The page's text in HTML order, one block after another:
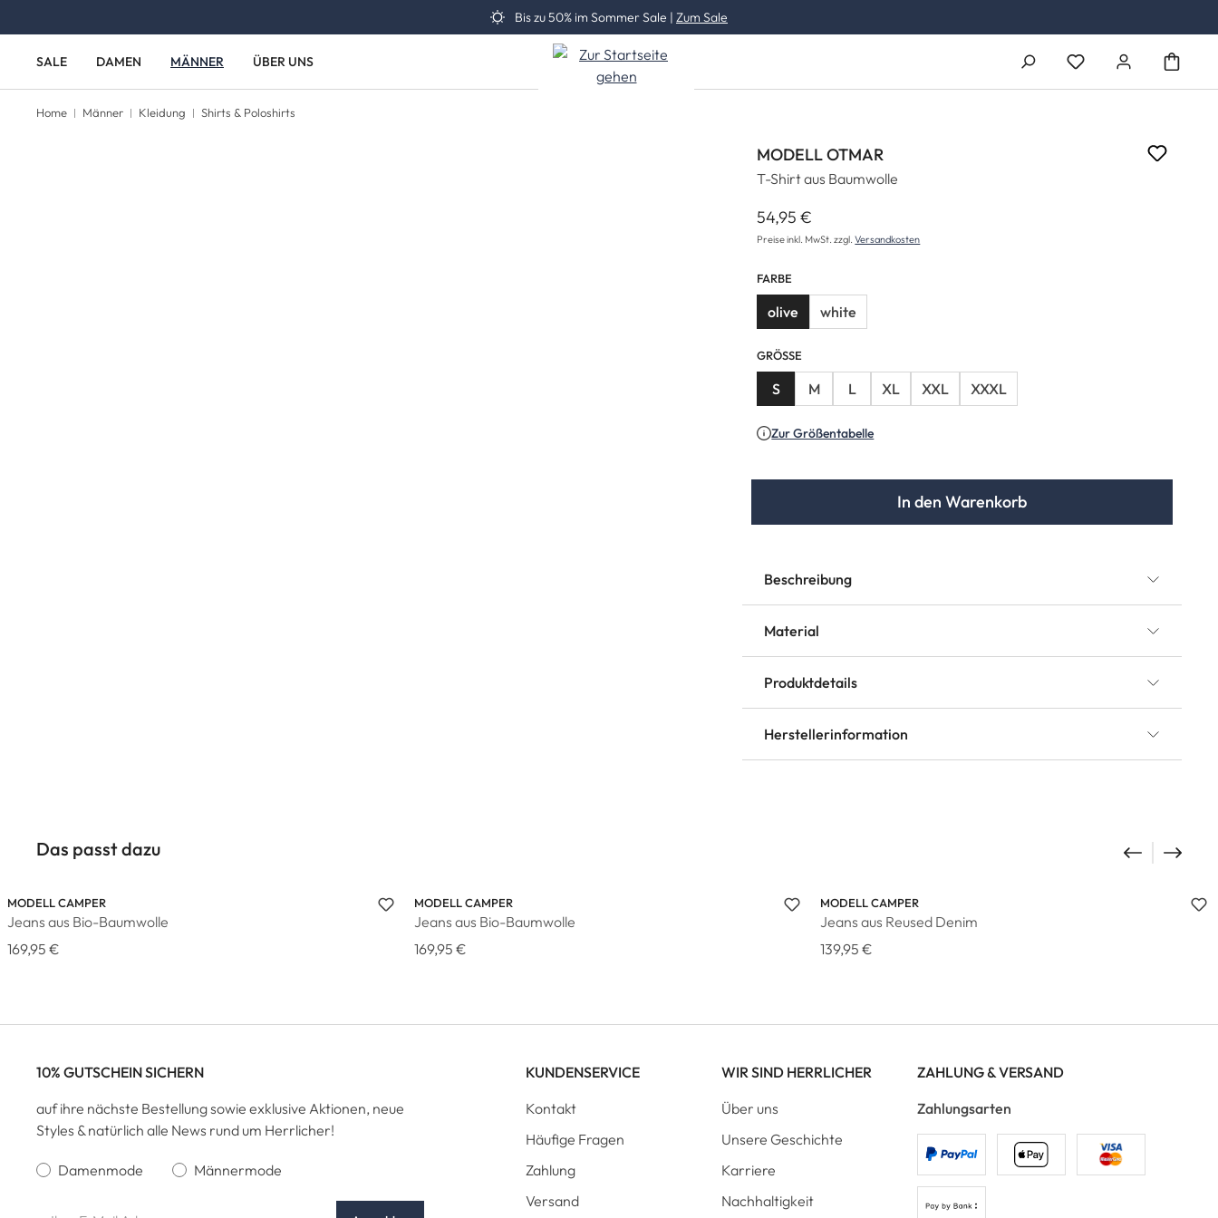
Bis zu 50% im Sommer Sale | Zum Sale
SALE DAMEN MÄNNER ÜBER UNS
Du hast 0 Produkte
Home Männer Kleidung Shirts & Poloshirts
MODELL OTMAR
T-Shirt aus Baumwolle
Regulärer Preis:
54,95 €
Preise inkl. MwSt. zzgl.Versandkosten
FARBE
olive white
GRÖSSE
S M L XL XXL XXXL
Zur Größentabelle
In den Warenkorb
Beschreibung
Material
Produktdetails
Herstellerinformation
Das passt dazu
MODELL CAMPER
Jeans aus Bio-Baumwolle
169,95 €
MODELL CAMPER
Jeans aus Bio-Baumwolle
169,95 €
MODELL CAMPER
Jeans aus Reused Denim
139,95 €
10% GUTSCHEIN SICHERN
auf ihre nächste Bestellung sowie exklusive Aktionen, neue
Styles & natürlich alle News rund um Herrlicher!
Damenmode Männermode
KUNDENSERVICE
Kontakt
Häufige Fragen
Zahlung
Versand
WIR SIND HERRLICHER
Über uns
Unsere Geschichte
Karriere
Nachhaltigkeit
ZAHLUNG & VERSAND
Zahlungsarten